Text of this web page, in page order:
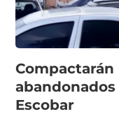
Escobar